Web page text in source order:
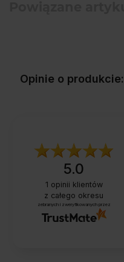
Opinie o produkcie:
5.0
1 opinii klientów
z całego okresu
zebranych i zweryfikowanych przez